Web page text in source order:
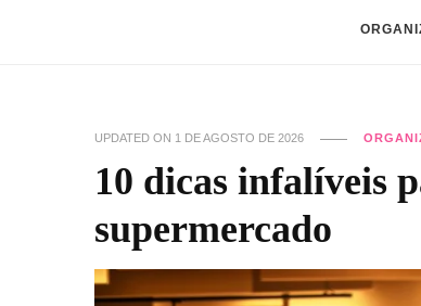
UPDATED ON 1 DE AGOSTO DE 2026
10 dicas infalíveis
supermercado